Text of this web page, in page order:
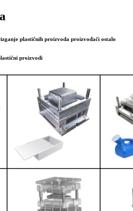
plastičnih proizvoda proizvođači ostalo
proizvodi